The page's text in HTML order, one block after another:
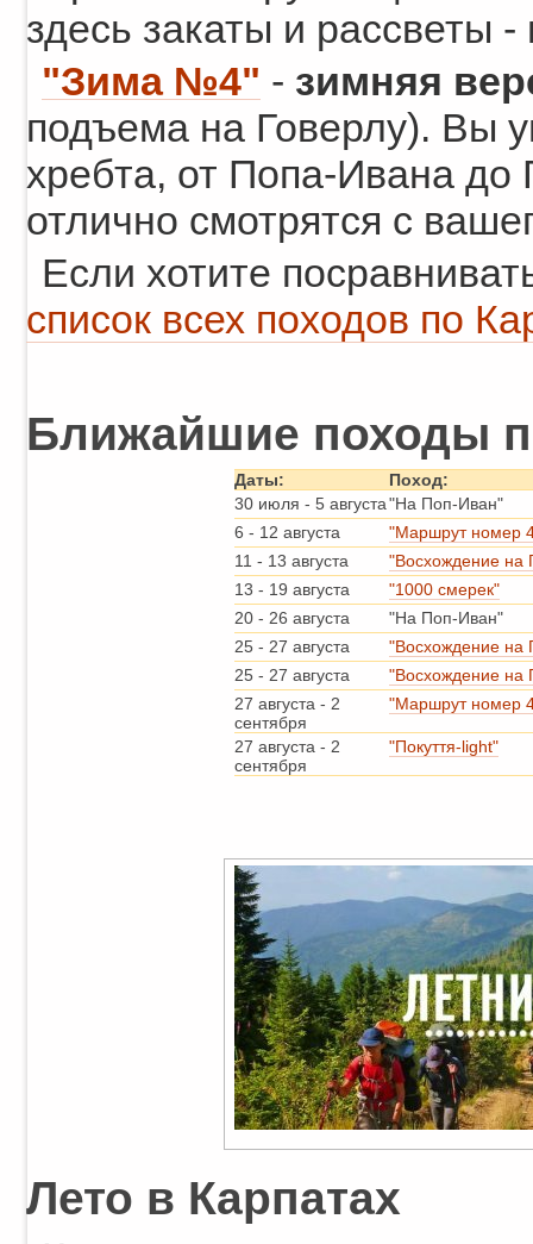
здесь закаты и рассветы -
"Зима №4" - зимняя
подъема на Говерлу). Вы
хребта, от Попа-Ивана до
отлично смотрятся с
Если хотите
список всех походов по
Ближайшие походы
Даты:
Поход:
30 июля - 5 августа"На Поп-Иван"
6 - 12 августа
"Маршрут номер
11 - 13 августа
"Восхождение на
13 - 19 августа
"1000 смерек"
20 - 26 августа
"На Поп-Иван"
25 - 27 августа
"Восхождение на
25 - 27 августа
"Восхождение на
27 августа - 2
сентября
"Маршрут номер
27 августа - 2
сентября
"Покуття-light"
Лето в Карпатах